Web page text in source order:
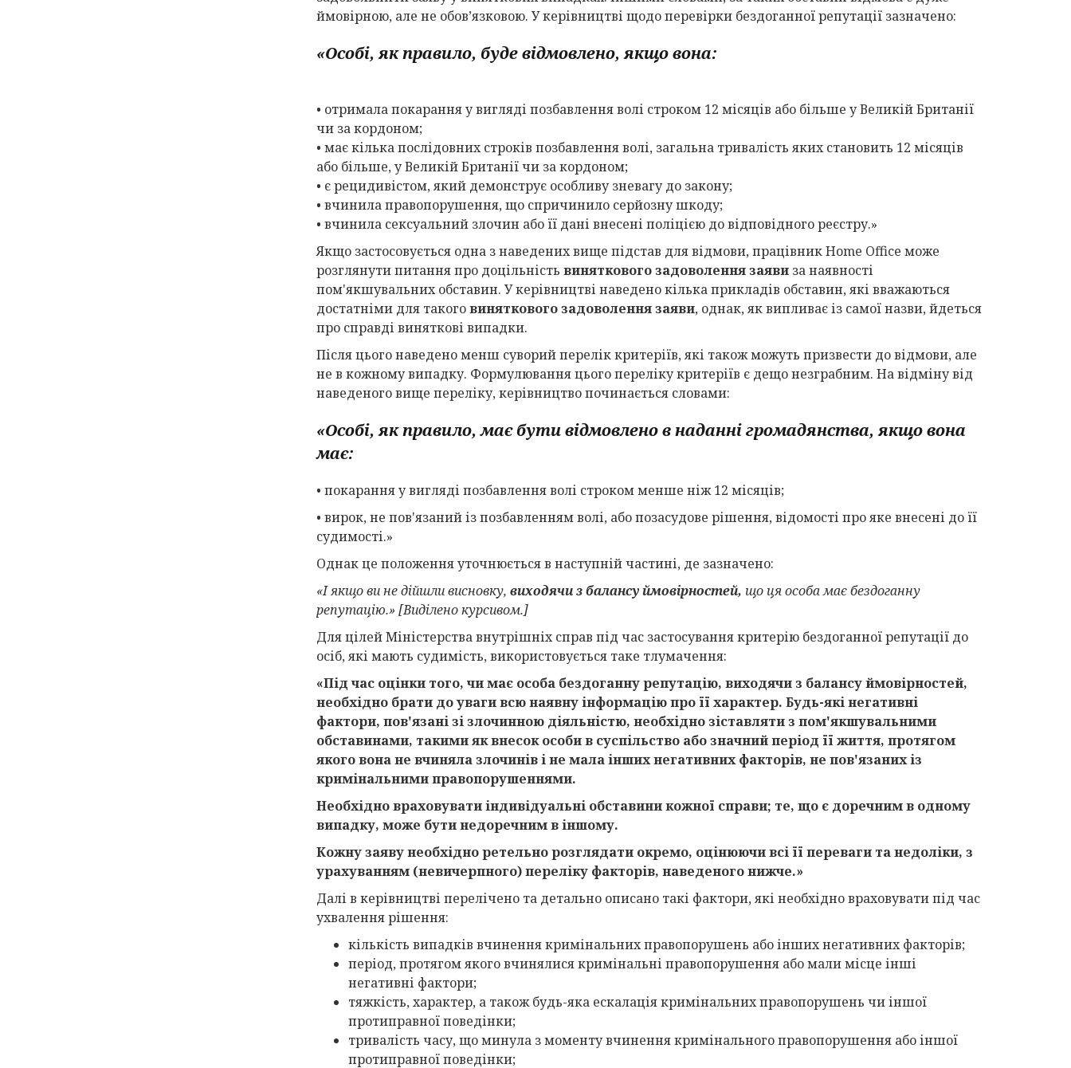
ймовірною, але не обов’язковою. У керівництві щодо перевірки бездоганної репутації зазначено:
«Особі, як правило, буде відмовлено, якщо вона:
• отримала покарання у вигляді позбавлення волі строком 12 місяців або більше у Великій Британії
чи за кордоном;
• має кілька послідовних строків позбавлення волі, загальна тривалість яких становить 12 місяців
або більше, у Великій Британії чи за кордоном;
• є рецидивістом, який демонструє особливу зневагу до закону;
• вчинила правопорушення, що спричинило серйозну шкоду;
• вчинила сексуальний злочин або її дані внесені поліцією до відповідного реєстру.»
Якщо застосовується одна з наведених вище підстав для відмови, працівник Home Office може
розглянути питання про доцільність виняткового задоволення заяви за наявності
пом'якшувальних обставин. У керівництві наведено кілька прикладів обставин, які вважаються
достатніми для такоговиняткового задоволення заяви, однак, як випливає із самої назви, йдеться
про справді виняткові випадки.
Після цього наведено менш суворий перелік критеріїв, які також можуть призвести до відмови, але
не в кожному випадку. Формулювання цього переліку критеріїв є дещо незграбним. На відміну від
наведеного вище переліку, керівництво починається словами:
«Особі, як правило, має бути відмовлено в наданні громадянства, якщо вона
має:
• покарання у вигляді позбавлення волі строком менше ніж 12 місяців;
• вирок, не пов'язаний із позбавленням волі, або позасудове рішення, відомості про яке внесені до її
судимості.»
Однак це положення уточнюється в наступній частині, де зазначено:
«І якщо ви не дійшли висновку, виходячи з балансу ймовірностей, що ця особа має бездоганну
репутацію.»[Виділено курсивом.]
Для цілей Міністерства внутрішніх справ під час застосування критерію бездоганної репутації до
осіб, які мають судимість, використовується таке тлумачення:
«Під час оцінки того, чи має особа бездоганну репутацію, виходячи з балансу ймовірностей,
необхідно брати до уваги всю наявну інформацію про її характер. Будь-які негативні
фактори, пов'язані зі злочинною діяльністю, необхідно зіставляти з пом'якшувальними
обставинами, такими як внесок особи в суспільство або значний період її життя, протягом
якого вона не вчиняла злочинів і не мала інших негативних факторів, не пов'язаних із
кримінальними правопорушеннями.
Необхідно враховувати індивідуальні обставини кожної справи; те, що є доречним в одному
випадку, може бути недоречним в іншому.
Кожну заяву необхідно ретельно розглядати окремо, оцінюючи всі її переваги та недоліки, з
урахуванням (невичерпного) переліку факторів, наведеного нижче.»
Далі в керівництві перелічено та детально описано такі фактори, які необхідно враховувати під час
ухвалення рішення:
кількість випадків вчинення кримінальних правопорушень або інших негативних факторів;
період, протягом якого вчинялися кримінальні правопорушення або мали місце інші
негативні фактори;
тяжкість, характер, а також будь-яка ескалація кримінальних правопорушень чи іншої
протиправної поведінки;
тривалість часу, що минула з моменту вчинення кримінального правопорушення або іншої
протиправної поведінки;